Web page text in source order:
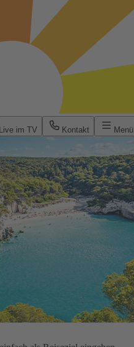
Live im TV Kontakt Menü